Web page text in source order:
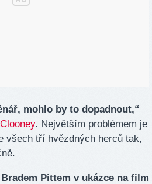
mohlo by to dopadnout,“
Clooney. Největším problémem je
všech tří hvězdných herců tak,
Pittem v ukázce na film